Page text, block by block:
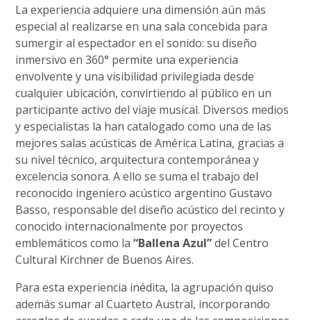
La experiencia adquiere una dimensión aún más
especial al realizarse en una sala concebida para
sumergir al espectador en el sonido: su diseño
inmersivo en 360° permite una experiencia
envolvente y una visibilidad privilegiada desde
cualquier ubicación, convirtiendo al público en un
participante activo del viaje musical. Diversos medios
y especialistas la han catalogado como una de las
mejores salas acústicas de América Latina, gracias a
su nivel técnico, arquitectura contemporánea y
excelencia sonora. A ello se suma el trabajo del
reconocido ingeniero acústico argentino Gustavo
Basso, responsable del diseño acústico del recinto y
conocido internacionalmente por proyectos
emblemáticos como la“Ballena Azul”del Centro
Cultural Kirchner de Buenos Aires.
Para esta experiencia inédita, la agrupación quiso
además sumar al Cuarteto Austral, incorporando